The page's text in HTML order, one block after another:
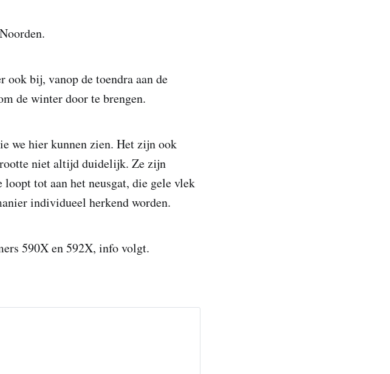
bij, vanop de toendra aan de
de winter door te brengen.
we hier kunnen zien. Het zijn ook
niet altijd duidelijk. Ze zijn
loopt tot aan het neusgat, die gele vlek
individueel herkend worden.
590X en 592X, info volgt.